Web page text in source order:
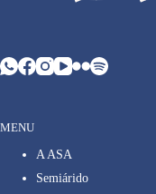
MENU
A ASA
Semiárido